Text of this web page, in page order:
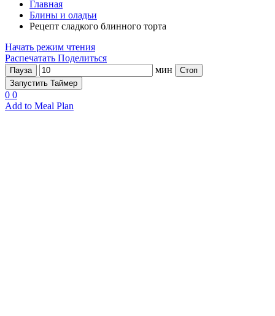
Главная
Блины и оладьи
Рецепт сладкого блинного торта
Начать режим чтения
Распечатать Поделиться
Пауза мин
Стоп
Запустить Таймер
0 0
Add to Meal Plan